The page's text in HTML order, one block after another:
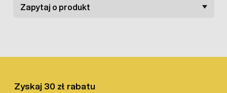
Zapytaj o produkt
Zyskaj 30 zł rabatu